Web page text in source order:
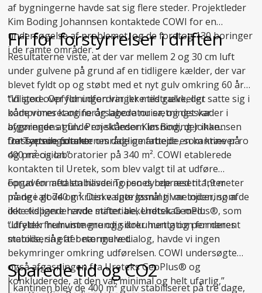
af bygningerne havde sat sig flere steder. Projektleder
Kim Boding Johannsen kontaktede COWI for en
undersøgelse af problemet, og de foretog 130 boringer
i de ramte områder.
Fri for forstyrrelser i driften
Resultaterne viste, at der var mellem 2 og 30 cm luft
under gulvene på grund af en tidligere kælder, der var
blevet fyldt op og støbt med et nyt gulv omkring 60 år
tidligere. Opfyldningen var ikke tilstrækkeligt
komprimeret og forårsagede nu sætningsskader i
bygningens gulv. Projektleder Kim Boding Johannsen
fra Topsoe udtaler:
“Vi stod over for udfordringer med gulve, der satte sig i
både vores kantine og laboratorier, og det var
afgørende at finde en skånsom løsning, der ikke
forstyrrede forskernes daglige arbejde, som kræver ro
og præcision.”
Det sætningsramte område omfattede en kantine på
400 m² og laboratorier på 340 m². COWI etablerede
kontakten til Uretek, som blev valgt til at udføre
opgaven med stabilisering i en dybde ned til 1,9 meter
på de i alt 740 m². Den valgte løsning var injicering af
det ekspanderende materiale, Uretek GeoPlus®, som
udfylder hulrummene og sikrer hurtig og permanent
stabilisering af betongulvet.
Forud for aftalen havde Topsoes repræsentanter
mange gode og kritiske spørgsmål til metoden, som de
ikke tidligere havde stiftet bekendtskab med:
“Uretek fremviste grundig dokumentation for deres
metode, så efter nærmere dialog, havde vi ingen
bekymringer omkring udførelsen. COWI undersøgte
også afgasningen fra Ureteks GeoPlus® og
konkluderede, at den var minimal og helt ufarlig,”
Sparede tid og CO2
I kantinen blev de 400 m² gulv stabiliseret på tre dage,